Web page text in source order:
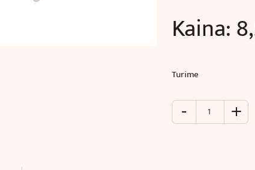
Kaina:
Turime
-
produkto +